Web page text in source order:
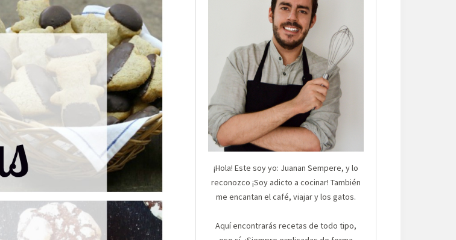
¡Hola! Este soy yo: Juanan Sempere, y lo
reconozco ¡Soy adicto a cocinar! También
me encantan el café, viajar y los gatos.
Aquí encontrarás recetas de todo tipo,